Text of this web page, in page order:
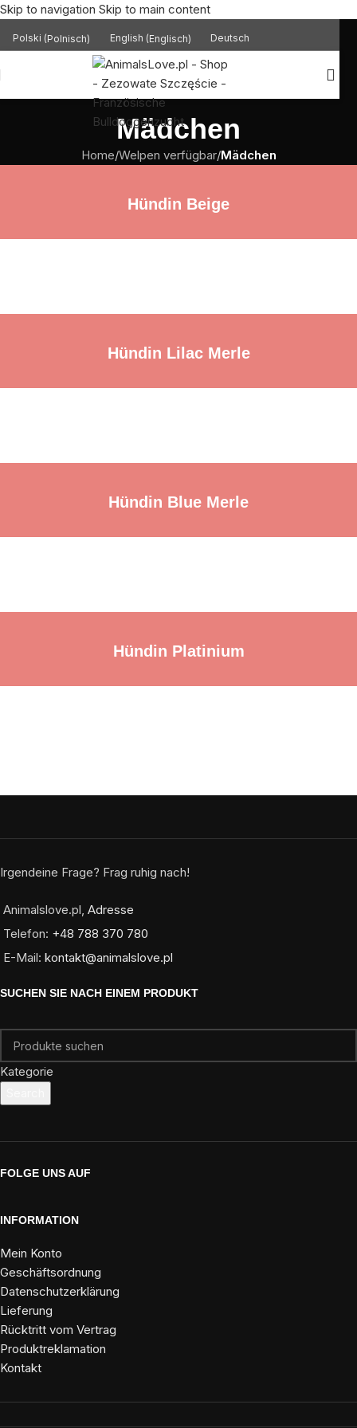
Skip to navigation Skip to main content
Polski (Polnisch) English (Englisch) Deutsch
Mädchen
Home/Welpen verfügbar/Mädchen
Hündin Beige
Hündin Lilac Merle
Hündin Blue Merle
Hündin Platinium
Irgendeine Frage? Frag ruhig nach!
Animalslove.pl, Adresse
Telefon: +48 788 370 780
E-Mail: kontakt@animalslove.pl
SUCHEN SIE NACH EINEM PRODUKT
Kategorie
FOLGE UNS AUF
INFORMATION
Mein Konto
Geschäftsordnung
Datenschutzerklärung
Lieferung
Rücktritt vom Vertrag
Produktreklamation
Kontakt